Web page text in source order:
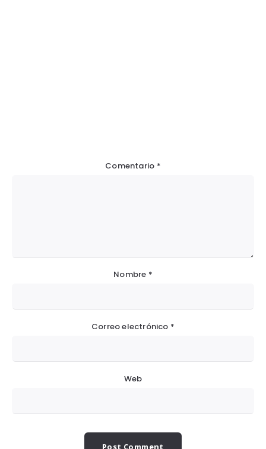
Comentario *
Nombre *
Correo electrónico *
Web